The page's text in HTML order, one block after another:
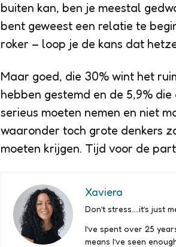
buiten kan, ben je meestal
bent geweest een relatie te
roker – loop je de kans dat
Maar goed, die 30% wint het
hebben gestemd en de 5,9%
serieus moeten nemen en niet
waaronder toch grote denkers
moeten krijgen. Tijd voor de
Xaviera
Don’t stress….it’s just
I’ve spent over 25
means I’ve seen